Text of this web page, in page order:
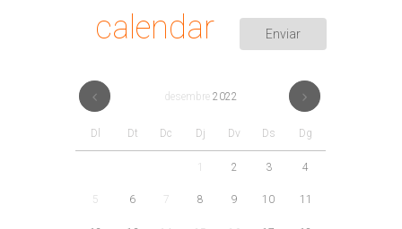
calendar
desembre 2022
Dl Dt Dc Dj Dv Ds Dg
1 2 3 4
5 6 7 8 9 10 11